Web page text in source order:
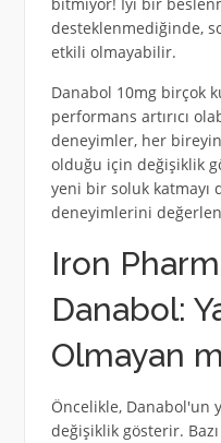
bitmiyor! İyi bir
desteklenmediğinde,
etkili olmayabilir.
Danabol 10mg birçok
performans artırıcı
deneyimler, her
olduğu için değişiklik
yeni bir soluk katmayı
deneyimlerini
Iron
Danabol:
Olmayan
Öncelikle, Danabol'un
değişiklik gösterir.